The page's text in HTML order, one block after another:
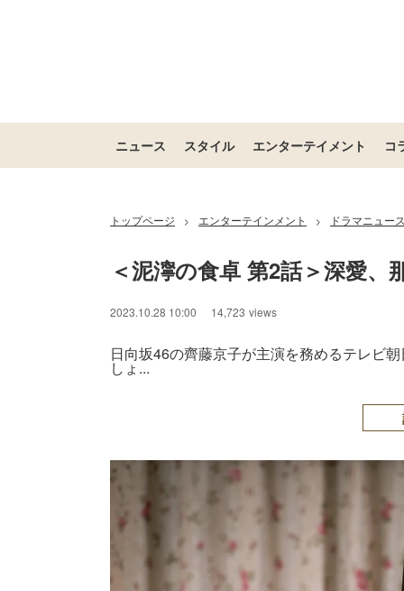
ニュース スタイル エンターテイメント コ
トップページ > エンターテインメント > ドラマニュー
＜泥濘の食卓 第2話＞深愛
2023.10.28 10:00 14,723 views
日向坂46の齊藤京子が主演を務めるテレビ
しょ...